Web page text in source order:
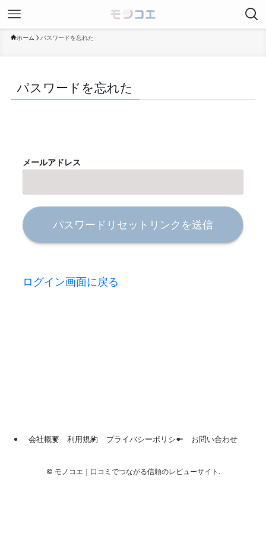
ホーム パスワードを忘れた
パスワードを忘れた
メールアドレス
パスワードリセットリンクを送信
ログイン画面に戻る
会社概要 利用規約 プライバシーポリシー お問い合わせ
© モノコエ｜口コミでつながる信頼のレビューサイト.